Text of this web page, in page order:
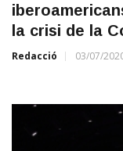
la crisi de la
Redacció 03/07/